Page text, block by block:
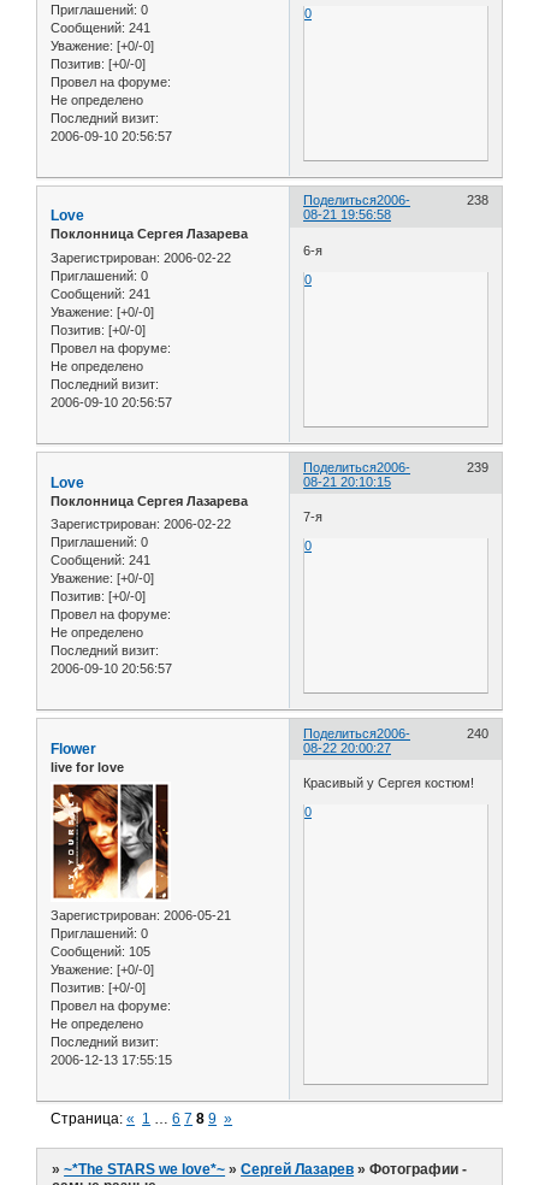
Приглашений: 0
Сообщений: 241
Уважение: [+0/-0]
Позитив: [+0/-0]
Провел на форуме:
Не определено
Последний визит:
2006-09-10 20:56:57
0
Поделиться 238
2006-
08-21 19:56:58
Love
Поклонница Сергея Лазарева
Зарегистрирован: 2006-02-22
Приглашений: 0
Сообщений: 241
Уважение: [+0/-0]
Позитив: [+0/-0]
Провел на форуме:
Не определено
Последний визит:
2006-09-10 20:56:57
6-я
0
Поделиться 239
2006-
08-21 20:10:15
Love
Поклонница Сергея Лазарева
Зарегистрирован: 2006-02-22
Приглашений: 0
Сообщений: 241
Уважение: [+0/-0]
Позитив: [+0/-0]
Провел на форуме:
Не определено
Последний визит:
2006-09-10 20:56:57
7-я
0
Поделиться 240
2006-
08-22 20:00:27
Flower
live for love
Зарегистрирован: 2006-05-21
Приглашений: 0
Сообщений: 105
Уважение: [+0/-0]
Позитив: [+0/-0]
Провел на форуме:
Не определено
Последний визит:
2006-12-13 17:55:15
Красивый у Сергея костюм!
0
Страница:« 1 … 6 7 8 9 »
»~*The STARS we love*~ »Сергей Лазарев »Фотографии -